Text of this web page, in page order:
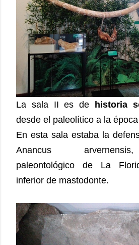
La sala II es de historia
desde el paleolítico a la
En esta sala estaba la
Anancus
paleontológico de La
inferior de mastodonte.